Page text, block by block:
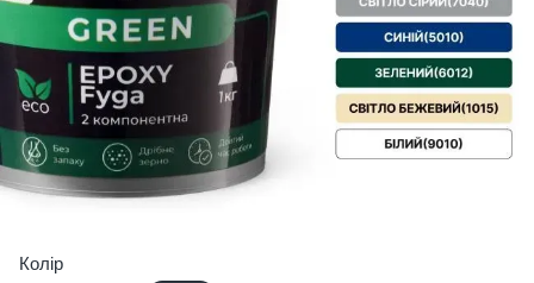
Колір